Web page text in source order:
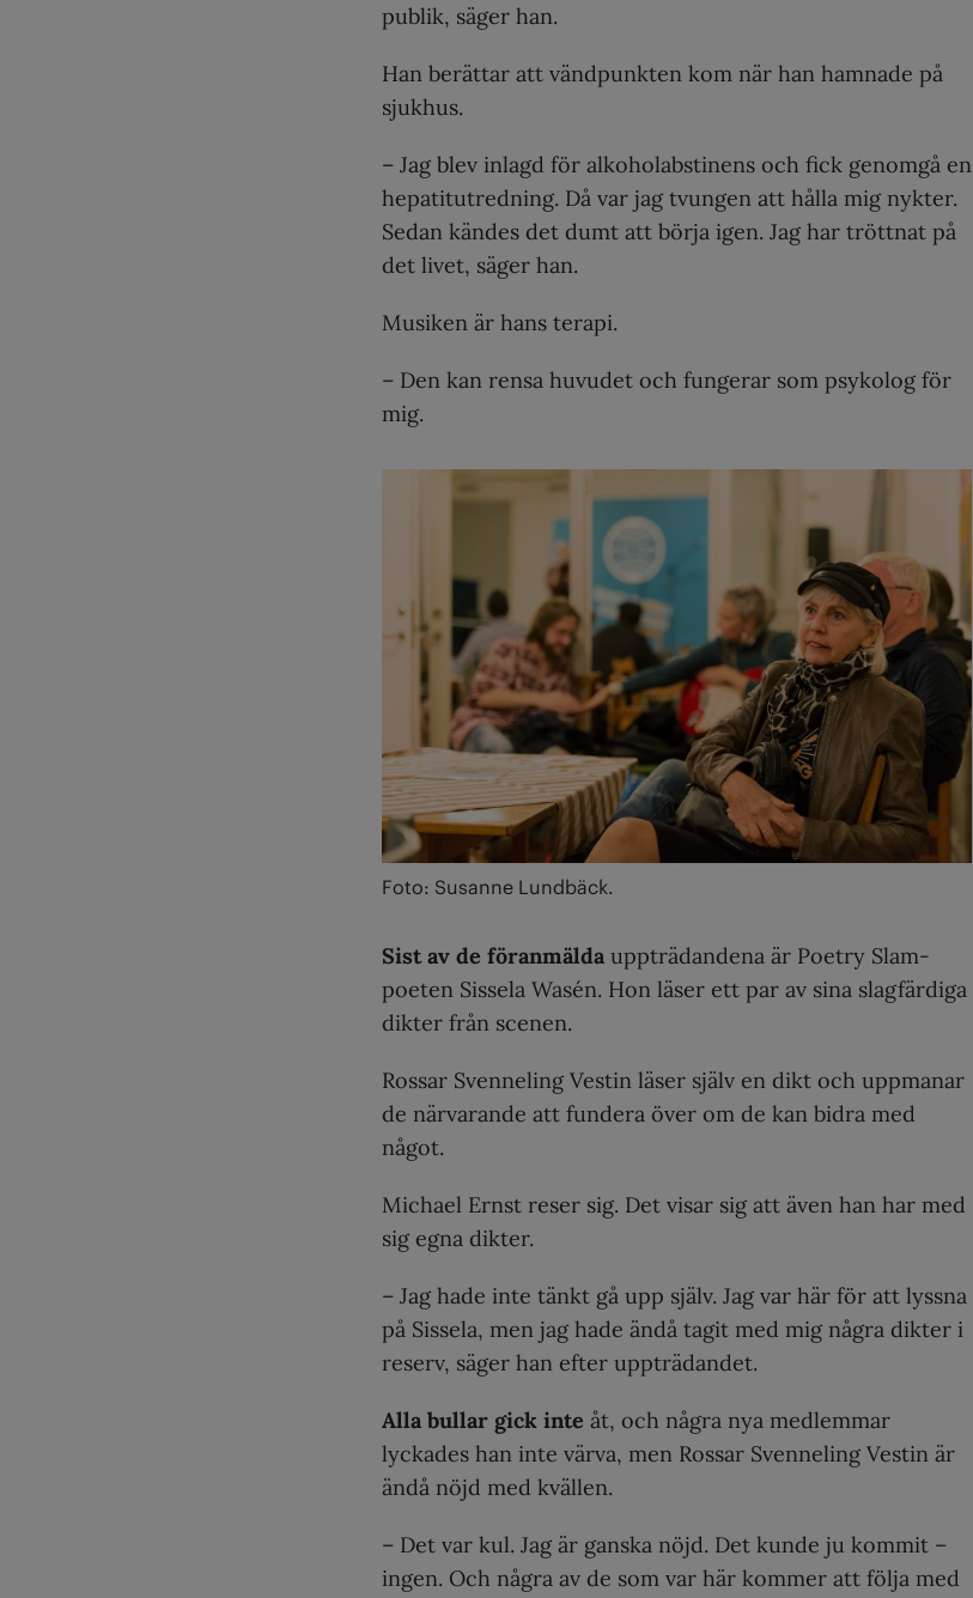
publik, säger han.
Han berättar att vändpunkten kom när han hamnade på
sjukhus.
– Jag blev inlagd för alkoholabstinens och fick genomgå en
hepatitutredning. Då var jag tvungen att hålla mig nykter.
Sedan kändes det dumt att börja igen. Jag har tröttnat på
det livet, säger han.
Musiken är hans terapi.
– Den kan rensa huvudet och fungerar som psykolog för
mig.
Foto: Susanne Lundbäck.
Sist av de föranmäldauppträdandena är Poetry Slam-
poeten Sissela Wasén. Hon läser ett par av sina slagfärdiga
dikter från scenen.
Rossar Svenneling Vestin läser själv en dikt och uppmanar
de närvarande att fundera över om de kan bidra med
något.
Michael Ernst reser sig. Det visar sig att även han har med
sig egna dikter.
– Jag hade inte tänkt gå upp själv. Jag var här för att lyssna
på Sissela, men jag hade ändå tagit med mig några dikter i
reserv, säger han efter uppträdandet.
Alla bullar gick inte åt, och några nya medlemmar
lyckades han inte värva, men Rossar Svenneling Vestin är
ändå nöjd med kvällen.
– Det var kul. Jag är ganska nöjd. Det kunde ju kommit –
ingen. Och några av de som var här kommer att följa med